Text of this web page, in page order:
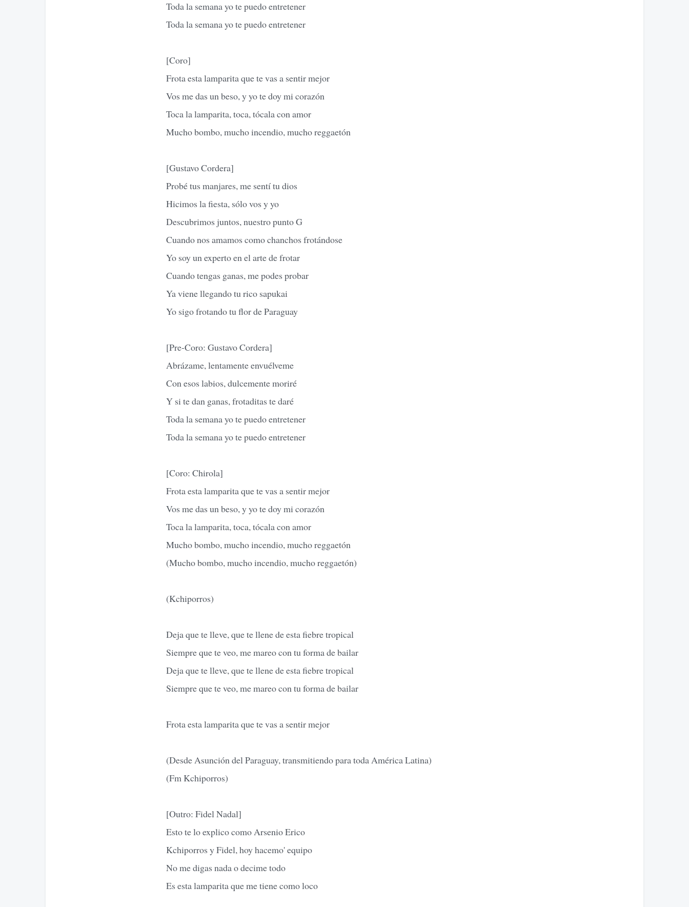
Toda la semana yo te puedo entretener
Toda la semana yo te puedo entretener
[Coro]
Frota esta lamparita que te vas a sentir mejor
Vos me das un beso, y yo te doy mi corazón
Toca la lamparita, toca, tócala con amor
Mucho bombo, mucho incendio, mucho reggaetón
[Gustavo Cordera]
Probé tus manjares, me sentí tu dios
Hicimos la fiesta, sólo vos y yo
Descubrimos juntos, nuestro punto G
Cuando nos amamos como chanchos frotándose
Yo soy un experto en el arte de frotar
Cuando tengas ganas, me podes probar
Ya viene llegando tu rico sapukai
Yo sigo frotando tu flor de Paraguay
[Pre-Coro: Gustavo Cordera]
Abrázame, lentamente envuélveme
Con esos labios, dulcemente moriré
Y si te dan ganas, frotaditas te daré
Toda la semana yo te puedo entretener
Toda la semana yo te puedo entretener
[Coro: Chirola]
Frota esta lamparita que te vas a sentir mejor
Vos me das un beso, y yo te doy mi corazón
Toca la lamparita, toca, tócala con amor
Mucho bombo, mucho incendio, mucho reggaetón
(Mucho bombo, mucho incendio, mucho reggaetón)
(Kchiporros)
Deja que te lleve, que te llene de esta fiebre tropical
Siempre que te veo, me mareo con tu forma de bailar
Deja que te lleve, que te llene de esta fiebre tropical
Siempre que te veo, me mareo con tu forma de bailar
Frota esta lamparita que te vas a sentir mejor
(Desde Asunción del Paraguay, transmitiendo para toda América Latina)
(Fm Kchiporros)
[Outro: Fidel Nadal]
Esto te lo explico como Arsenio Erico
Kchiporros y Fidel, hoy hacemo' equipo
No me digas nada o decime todo
Es esta lamparita que me tiene como loco